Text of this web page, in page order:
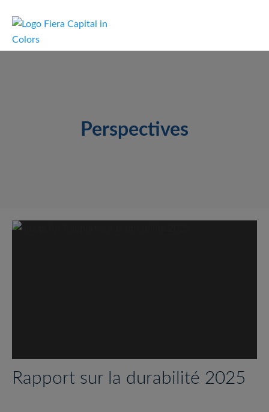
Perspectives
Rapport sur la durabilité 2025